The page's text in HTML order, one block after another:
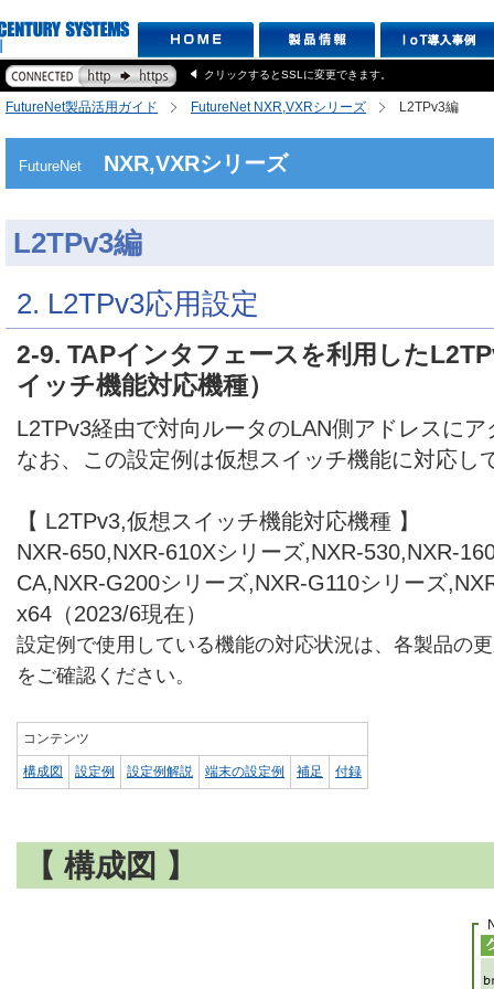
クリックするとSSLに変更できます。
FutureNet製品活用ガイド FutureNet NXR,VXRシリーズ L2TPv3編
FutureNet NXR,VXRシリーズ
L2TPv3編
2. L2TPv3応用設定
2-9. TAPインタフェースを利用した
イッチ機能対応機種）
L2TPv3経由で対向ルータのLAN側アドレスに
なお、この設定例は仮想スイッチ機能に対応し
【 L2TPv3,仮想スイッチ機能対応機種 】
NXR-650,NXR-610Xシリーズ,NXR-530,NXR-
CA,NXR-G200シリーズ,NXR-G110シリーズ
x64（2023/6現在）
設定例で使用している機能の対応状況は、各製品の
をご確認ください。
コンテンツ
構成図 設定例 設定例解説 端末の設定例 補足 付録
【 構成図 】